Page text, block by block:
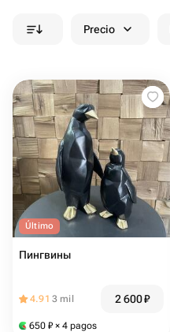
Precio
Último
Пингвины
4.91 3 mil 2 600₽
650 ₽ × 4 pagos